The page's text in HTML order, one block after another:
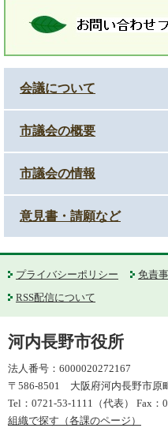
会議について
市議会の概要
市議会の情報
意見書・請願など
プライバシーポリシー 免責
RSS配信について
河内長野市役所
法人番号：6000020272167
〒586-8501 大阪府河内長野市原
Tel：0721-53-1111（代表） Fax：
組織で探す（各課のページ）